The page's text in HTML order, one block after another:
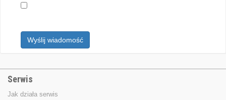
Wyślij wiadomość
Serwis
Jak działa serwis